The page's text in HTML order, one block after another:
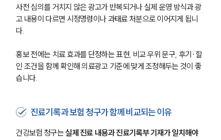
그룹소개
오시는 길
글로벌 파트너 로펌
고객의 소리
사전 심의를 거치지 않은 광고가 반복되거나 실제 운영 방식과 광
고 내용이 다르면 시정명령이나 과태료 처분으로 이어지게 됩니
다.
홍보 전에는 치료 효과를 단정하는 표현, 비교 우위 문구, 후기·할
인 조건을 함께 확인해 의료광고 기준에 맞게 조정해두는 것이 좋
습니다.
진료기록과 보험 청구가 함께 비교되는 이유
건강보험 청구는 실제 진료 내용과 진료기록부 기재가 일치해야